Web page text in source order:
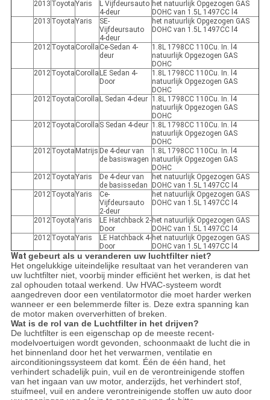
2013 ToyotaYaris
L Vijfdeursauto
4-deur
het natuurlijk Opgezogen GAS
DOHC van 1.5L 1497CC l4
2013 ToyotaYaris
SE-
Vijfdeursauto
4-deur
het natuurlijk Opgezogen GAS
DOHC van 1.5L 1497CC l4
2012Toyota Corolla Ce-Sedan 4-
deur
1.8L 1798CC 110Cu. In. l4
natuurlijk Opgezogen GAS
DOHC
2012Toyota Corolla LE Sedan 4-
Door
1.8L 1798CC 110Cu. In. l4
natuurlijk Opgezogen GAS
DOHC
2012Toyota Corolla L Sedan 4-deur 1.8L 1798CC 110Cu. In. l4
natuurlijk Opgezogen GAS
DOHC
2012Toyota Corolla S Sedan 4-deur 1.8L 1798CC 110Cu. In. l4
natuurlijk Opgezogen GAS
DOHC
2012Toyota Matrijs De 4-deur van
de basiswagen
1.8L 1798CC 110Cu. In. l4
natuurlijk Opgezogen GAS
DOHC
2012ToyotaYaris
De 4-deur van
de basissedan
het natuurlijk Opgezogen GAS
DOHC van 1.5L 1497CC l4
2012ToyotaYaris
Ce-
Vijfdeursauto
2-deur
het natuurlijk Opgezogen GAS
DOHC van 1.5L 1497CC l4
2012ToyotaYaris
LE Hatchback 2-
Door
het natuurlijk Opgezogen GAS
DOHC van 1.5L 1497CC l4
2012ToyotaYaris
LE Hatchback 4-
Door
het natuurlijk Opgezogen GAS
DOHC van 1.5L 1497CC l4
Wat gebeurt als u veranderen uw luchtfilter niet?
Het ongelukkige uiteindelijke resultaat van het veranderen van
uw luchtfilter niet, voorbij minder efficiënt het werken, is dat het
zal ophouden totaal werkend. Uw HVAC-systeem wordt
aangedreven door een ventilatormotor die moet harder werken
wanneer er een belemmerde filter is. Deze extra spanning kan
de motor maken oververhitten of breken.
Wat is de rol van de Luchtfilter in het drijven?
De luchtfilter is een eigenschap op de meeste recent-
modelvoertuigen wordt gevonden, schoonmaakt de lucht die in
het binnenland door het het verwarmen, ventilatie en
airconditioningssysteem dat komt. Één de één hand, het
verhindert schadelijk puin, vuil en de verontreinigende stoffen
van het ingaan van uw motor, anderzijds, het verhindert stof,
stuifmeel, vuil en andere verontreinigende stoffen uw auto door